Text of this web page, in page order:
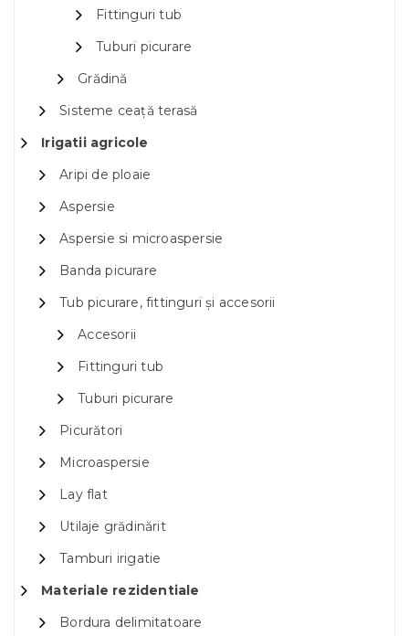
Fittinguri tub
Tuburi picurare
Grădină
Sisteme ceață terasă
Irigatii agricole
Aripi de ploaie
Aspersie
Aspersie si microaspersie
Banda picurare
Tub picurare, fittinguri și accesorii
Accesorii
Fittinguri tub
Tuburi picurare
Picurători
Microaspersie
Lay flat
Utilaje grădinărit
Tamburi irigatie
Materiale rezidentiale
Bordura delimitatoare